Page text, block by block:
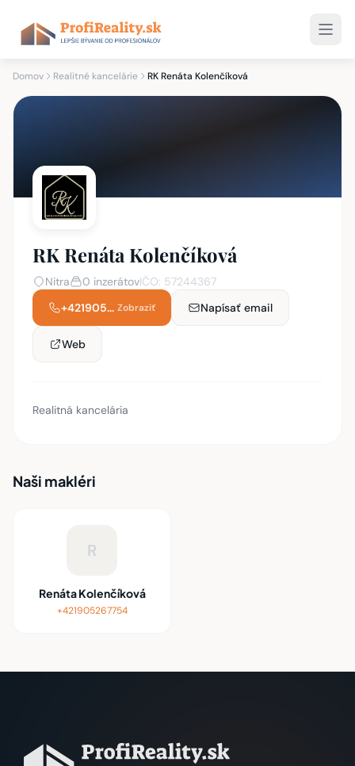
Domov Realitné kancelárie RK Renáta Kolenčíková
RK Renáta Kolenčíková
Nitra 0 inzerátovIČO: 57244367
+421905... Zobraziť Napísať email
Web
Realitná kancelária
Naši makléri
R
Renáta Kolenčíková
+421905267754